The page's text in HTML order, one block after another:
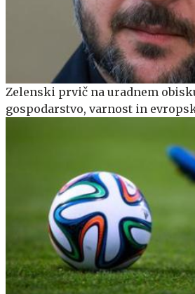
Zelenski prvič na uradnem
gospodarstvo, varnost in